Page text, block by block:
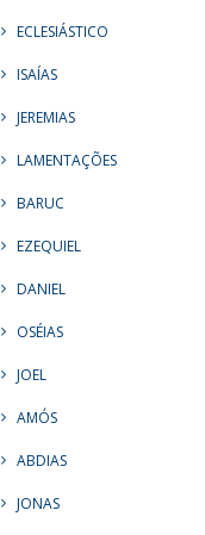
ECLESIÁSTICO
ISAÍAS
JEREMIAS
LAMENTAÇÕES
BARUC
EZEQUIEL
DANIEL
OSÉIAS
JOEL
AMÓS
ABDIAS
JONAS